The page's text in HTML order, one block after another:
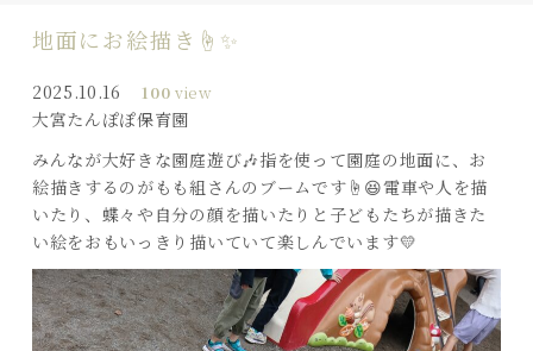
地面にお絵描き☝️✨
2025.10.16 100 view
大宮たんぽぽ保育園
みんなが大好きな園庭遊び🎶指を使って園庭の地面に、お
絵描きするのがもも組さんのブームです☝️😆電車や人を描
いたり、蝶々や自分の顔を描いたりと子どもたちが描きた
い絵をおもいっきり描いていて楽しんでいます💛